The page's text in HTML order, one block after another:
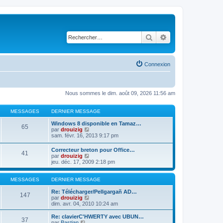
Rechercher
Connexion
Nous sommes le dim. août 09, 2026 11:56 am
MESSAGES DERNIER MESSAGE
65
Windows 8 disponible en Tamaz…
par drouizig
o
u
l
t
e
r
l
d
e
r
n
i
sam. févr. 16, 2013 9:17 pm
41
Correcteur breton pour Office…
par drouizig
o
n
s
u
l
t
r
l
e
jeu. déc. 17, 2009 2:18 pm
MESSAGES DERNIER MESSAGE
147
Re: Télécharger/Pellgargañ AD…
par drouizig
o
n
s
dim. avr. 04, 2010 10:24 am
37
Re: clavierC'HWERTY avec UBUN…